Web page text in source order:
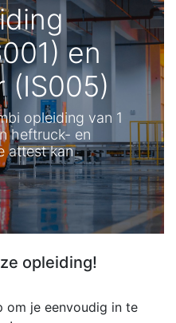
en
(IS005)
opleiding van 1
heftruck- en
attest kan
opleiding!
om je eenvoudig in te